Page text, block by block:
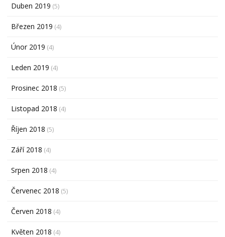
Duben 2019 (5)
Březen 2019 (4)
Únor 2019 (4)
Leden 2019 (4)
Prosinec 2018 (5)
Listopad 2018 (4)
Říjen 2018 (5)
Září 2018 (4)
Srpen 2018 (4)
Červenec 2018 (5)
Červen 2018 (4)
Květen 2018 (4)